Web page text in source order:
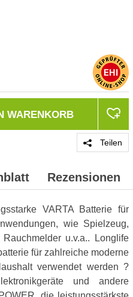
WARENKORB
Teilen
Rezensionen
VARTA Batterie für
wie Spielzeug,
u.v.a.. Longlife
für zahlreiche moderne
verwendet werden ?
und andere